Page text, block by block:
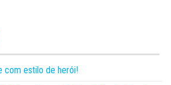
com estilo de herói!